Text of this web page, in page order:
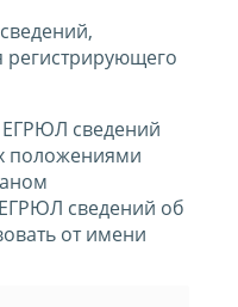
регистрирующего
ЕГРЮЛ сведений
положениями
сведений об
от имени